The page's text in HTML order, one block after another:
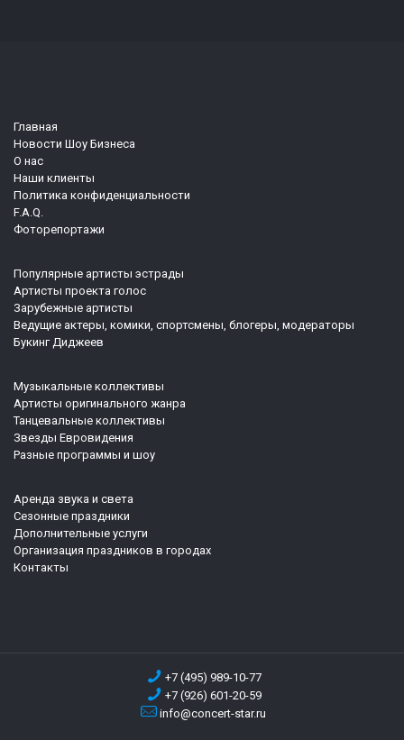
Главная
Новости Шоу Бизнеса
О нас
Наши клиенты
Политика конфиденциальности
F.A.Q.
Фоторепортажи
Популярные артисты эстрады
Артисты проекта голос
Зарубежные артисты
Ведущие актеры, комики, спортсмены, блогеры, модераторы
Букинг Диджеев
Музыкальные коллективы
Артисты оригинального жанра
Танцевальные коллективы
Звезды Евровидения
Разные программы и шоу
Аренда звука и света
Сезонные праздники
Дополнительные услуги
Организация праздников в городах
Контакты
+7 (495) 989-10-77
+7 (926) 601-20-59
info@concert-star.ru